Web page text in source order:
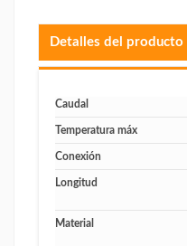
Detalles del producto
Caudal
Temperatura máx
Conexión
Longitud
Material